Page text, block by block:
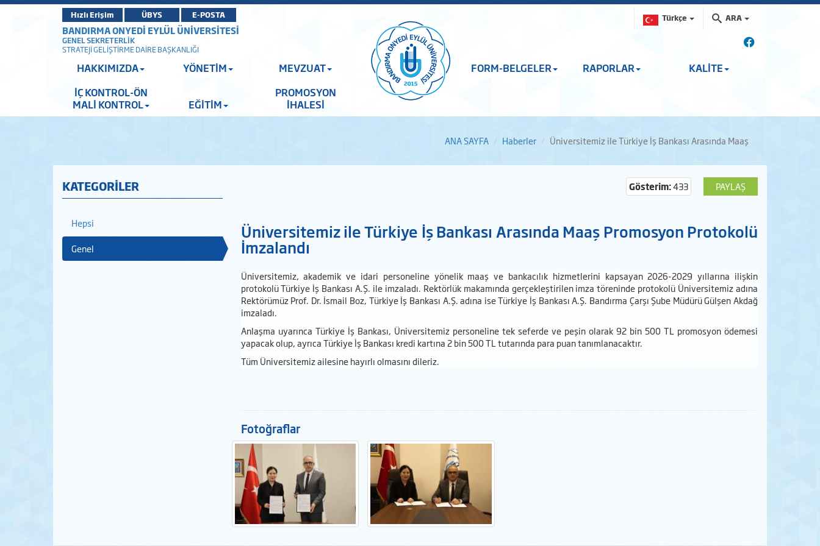
Hızlı Erişim ÜBYS E-POSTA Türkçe ARA
BANDIRMA ONYEDİ EYLÜL ÜNİVERSİTESİ
GENEL SEKRETERLİK
STRATEJİ GELİŞTİRME DAİRE BAŞKANLIĞI
HAKKIMIZDA YÖNETİM MEVZUAT FORM-BELGELER RAPORLAR
KALİTE
İÇ KONTROL-ÖN
MALİ KONTROL
EĞİTİM
PROMOSYON
İHALESİ
ANA SAYFA Haberler Üniversitemiz ile Türkiye İş Bankası Arasında Maaş
KATEGORİLER
Hepsi
Genel
PAYLAŞ
Gösterim:433
Üniversitemiz ile Türkiye İş Bankası Arasında Maaş Promosyon Protokolü
İmzalandı
Üniversitemiz, akademik ve idari personeline yönelik maaş ve bankacılık hizmetlerini kapsayan 2026-2029 yıllarına ilişkin
protokolü Türkiye İş Bankası A.Ş. ile imzaladı. Rektörlük makamında gerçekleştirilen imza töreninde protokolü Üniversitemiz adına
Rektörümüz Prof. Dr. İsmail Boz, Türkiye İş Bankası A.Ş. adına ise Türkiye İş Bankası A.Ş. Bandırma Çarşı Şube Müdürü Gülşen Akdağ
imzaladı.
Anlaşma uyarınca Türkiye İş Bankası, Üniversitemiz personeline tek seferde ve peşin olarak 92 bin 500 TL promosyon ödemesi
yapacak olup, ayrıca Türkiye İş Bankası kredi kartına 2 bin 500 TL tutarında para puan tanımlanacaktır.
Tüm Üniversitemiz ailesine hayırlı olmasını dileriz.
Fotoğraflar